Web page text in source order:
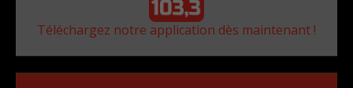
Téléchargez notre application dès maintenant !